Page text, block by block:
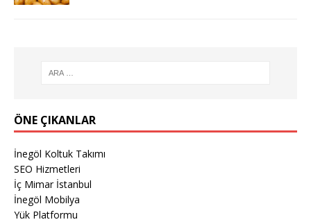
ÖNE ÇIKANLAR
İnegöl Koltuk Takımı
SEO Hizmetleri
İç Mimar İstanbul
İnegöl Mobilya
Yük Platformu